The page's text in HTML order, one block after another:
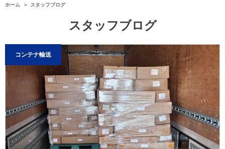
ホーム スタッフブログ
スタッフブログ
コンテナ輸送